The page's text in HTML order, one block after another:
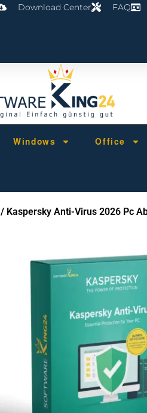
Download Center FAQ
Windows Office
/ Kaspersky Anti-Virus 2026 Pc